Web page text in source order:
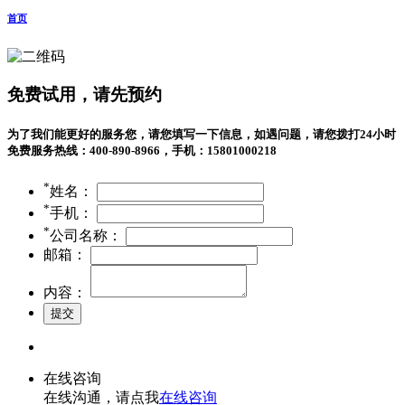
首页
免费试用，请先预约
为了我们能更好的服务您，请您填写一下信息，如遇问题，请您拨打24小时
免费服务热线：400-890-8966，手机：15801000218
*姓名：
*手机：
*公司名称：
邮箱：
内容：
在线咨询
在线沟通，请点我在线咨询